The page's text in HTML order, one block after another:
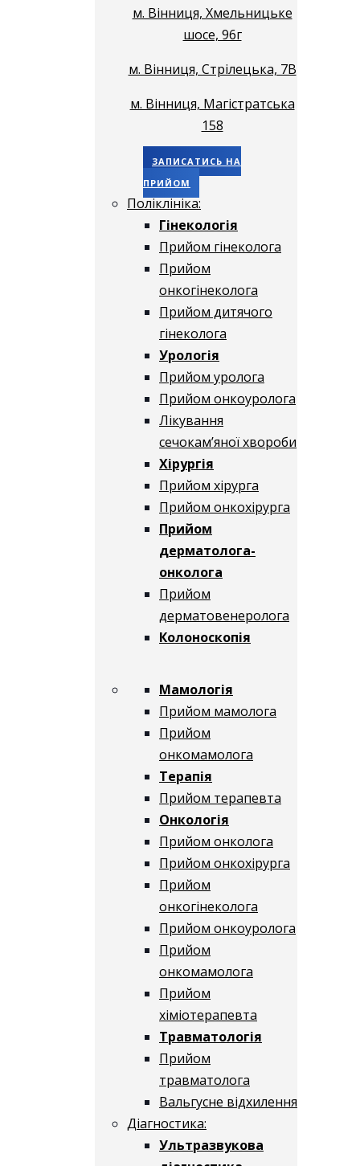
м. Вінниця, Хмельницьке
шосе, 96г
м. Вінниця, Стрілецька, 7В
м. Вінниця, Магістратська
158
ЗАПИСАТИСЬ НА
ПРИЙОМ
Поліклініка:
Гінекологія
Прийом гінеколога
Прийом
онкогінеколога
Прийом дитячого
гінеколога
Урологія
Прийом уролога
Прийом онкоуролога
Лікування
сечокам’яної хвороби
Хірургія
Прийом хірурга
Прийом онкохірурга
Прийом
дерматолога-
онколога
Прийом
дерматовенеролога
Колоноскопія
Мамологія
Прийом мамолога
Прийом
онкомамолога
Терапія
Прийом терапевта
Онкологія
Прийом онколога
Прийом онкохірурга
Прийом
онкогінеколога
Прийом онкоуролога
Прийом
онкомамолога
Прийом
хіміотерапевта
Травматологія
Прийом
травматолога
Вальгусне відхилення
Діагностика:
Ультразвукова